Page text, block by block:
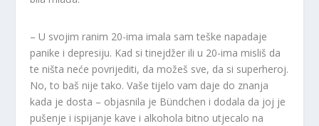
– U svojim ranim 20-ima imala sam teške napadaje
panike i depresiju. Kad si tinejdžer ili u 20-ima misliš da
te ništa neće povrijediti, da možeš sve, da si superheroj.
No, to baš nije tako. Vaše tijelo vam daje do znanja
kada je dosta – objasnila je Bündchen i dodala da joj je
pušenje i ispijanje kave i alkohola bitno utjecalo na